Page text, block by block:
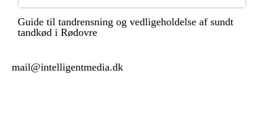
Guide til tandrensning og vedligeholdelse af sundt
tandkød i Rødovre
mail@intelligentmedia.dk